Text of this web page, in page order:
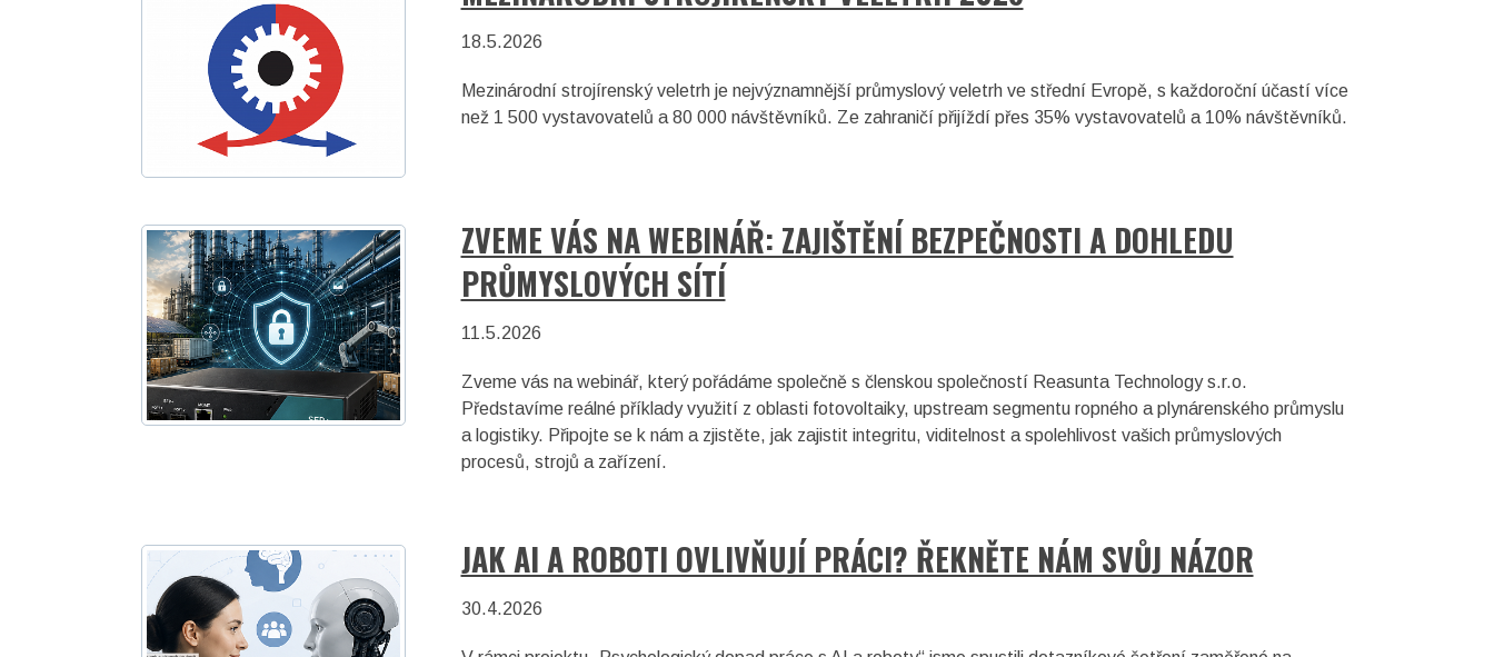
18.5.2026
Mezinárodní strojírenský veletrh je nejvýznamnější průmyslový veletrh ve střední Evropě, s každoroční účastí více
než 1 500 vystavovatelů a 80 000 návštěvníků. Ze zahraničí přijíždí přes 35% vystavovatelů a 10% návštěvníků.
ZVEME VÁS NA WEBINÁŘ: ZAJIŠTĚNÍ BEZPEČNOSTI A DOHLEDU
PRŮMYSLOVÝCH SÍTÍ
11.5.2026
Zveme vás na webinář, který pořádáme společně s členskou společností Reasunta Technology s.r.o.
Představíme reálné příklady využití z oblasti fotovoltaiky, upstream segmentu ropného a plynárenského průmyslu
a logistiky. Připojte se k nám a zjistěte, jak zajistit integritu, viditelnost a spolehlivost vašich průmyslových
procesů, strojů a zařízení.
JAK AI A ROBOTI OVLIVŇUJÍ PRÁCI? ŘEKNĚTE NÁM SVŮJ NÁZOR
30.4.2026